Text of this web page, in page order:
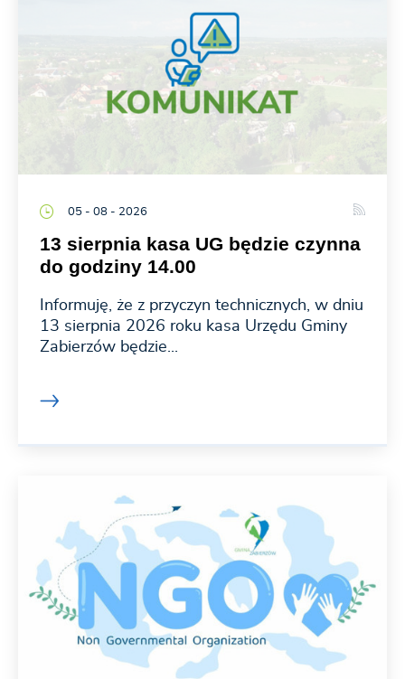
05 - 08 - 2026
13 sierpnia kasa UG będzie czynna
do godziny 14.00
Informuję, że z przyczyn technicznych, w dniu
13 sierpnia 2026 roku kasa Urzędu Gminy
Zabierzów będzie...